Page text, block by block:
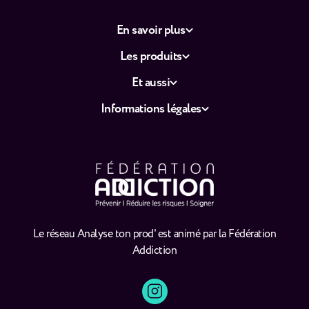
Le réseau Analyse ton prod' est animé par la Fédération
Addiction
En savoir plus
Les produits
Et aussi
Informations légales